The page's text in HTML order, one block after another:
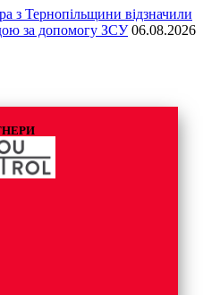
з Тернопільщини відзначили
за допомогу ЗСУ 06.08.2026